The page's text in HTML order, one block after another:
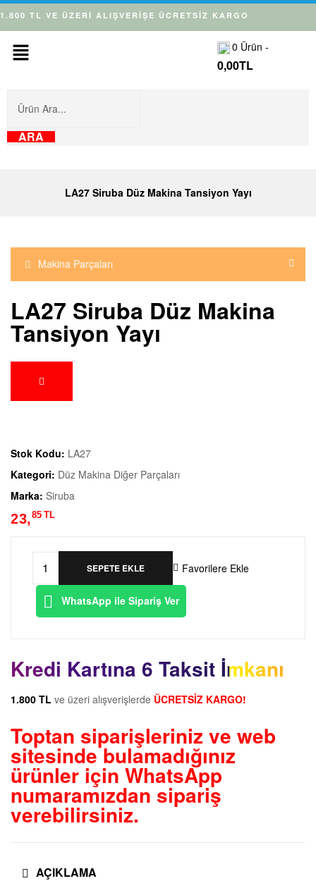
1.800 TL VE ÜZERİ ALIŞVERİŞE ÜCRETSİZ KARGO
0 Ürün -
0,00TL
ARA
LA27 Siruba Düz Makina Tansiyon Yayı
Makina Parçaları
LA27 Siruba Düz Makina
Tansiyon Yayı
Stok Kodu: LA27
Kategori: Düz Makina Diğer Parçaları
Marka: Siruba
23,85 TL
SEPETE EKLE Favorilere Ekle
WhatsApp ile Sipariş Ver
Kredi Kartına 6 Taksit İmkanı
1.800 TL ve üzeri alışverişlerde ÜCRETSİZ KARGO!
Toptan siparişleriniz ve web
sitesinde bulamadığınız
ürünler için WhatsApp
numaramızdan sipariş
verebilirsiniz.
AÇIKLAMA